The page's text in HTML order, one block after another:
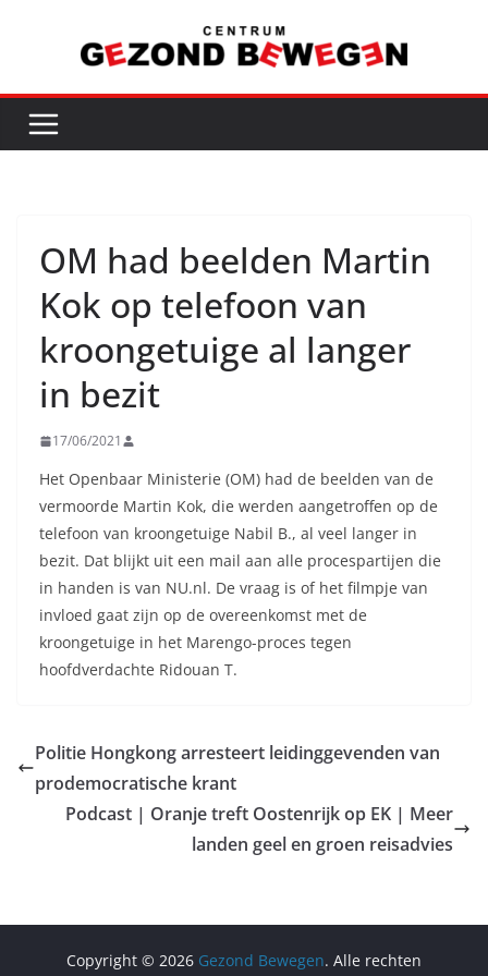
inhoud
OM had beelden Martin
Kok op telefoon van
kroongetuige al langer
in bezit
17/06/2021
Het Openbaar Ministerie (OM) had de beelden van de
vermoorde Martin Kok, die werden aangetroffen op de
telefoon van kroongetuige Nabil B., al veel langer in
bezit. Dat blijkt uit een mail aan alle procespartijen die
in handen is van NU.nl. De vraag is of het filmpje van
invloed gaat zijn op de overeenkomst met de
kroongetuige in het Marengo-proces tegen
hoofdverdachte Ridouan T.
Politie Hongkong arresteert leidinggevenden van
prodemocratische krant
Podcast | Oranje treft Oostenrijk op EK | Meer
landen geel en groen reisadvies
Copyright © 2026 Gezond Bewegen. Alle rechten